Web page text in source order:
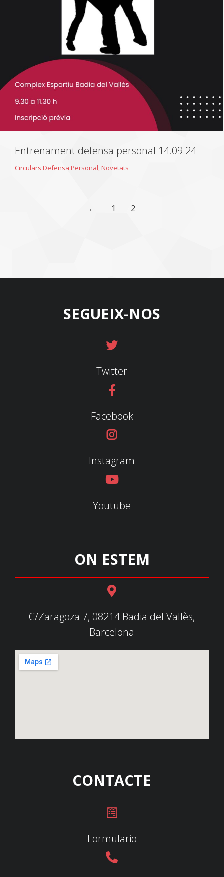
Entrenament defensa personal 14.09.24
Circulars Defensa Personal,Novetats
← 1 2
SEGUEIX-NOS
Twitter
Facebook
Instagram
Youtube
ON ESTEM
C/Zaragoza 7, 08214 Badia del Vallès,
Barcelona
CONTACTE
Formulario